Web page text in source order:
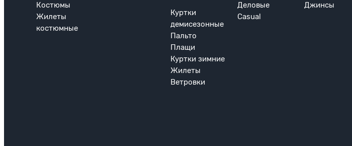
Костюмы
Жилеты
костюмные
Куртки
демисезонные
Пальто
Плащи
Куртки зимние
Жилеты
Ветровки
Деловые
Casual
Джинсы